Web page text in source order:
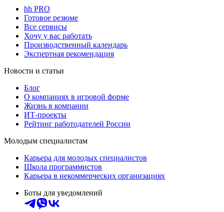
hh PRO
Готовое резюме
Все сервисы
Хочу у вас работать
Производственный календарь
Экспертная рекомендация
Новости и статьи
Блог
О компаниях в игровой форме
Жизнь в компании
ИТ-проекты
Рейтинг работодателей России
Молодым специалистам
Карьера для молодых специалистов
Школа программистов
Карьера в некоммерческих организациях
Боты для уведомлений